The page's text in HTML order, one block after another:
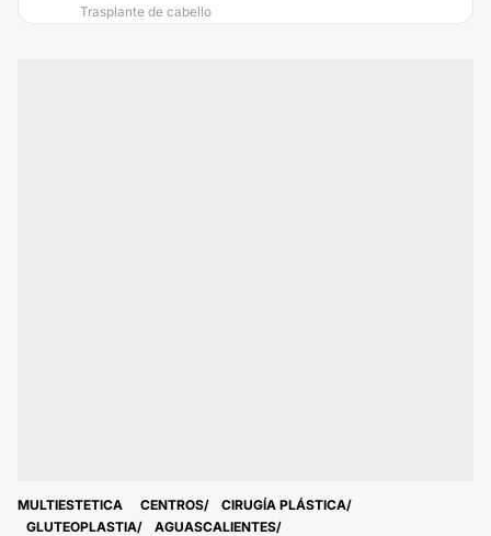
Trasplante de cabello
MULTIESTETICA CENTROS
CIRUGÍA PLÁSTICA
GLUTEOPLASTIA
AGUASCALIENTES